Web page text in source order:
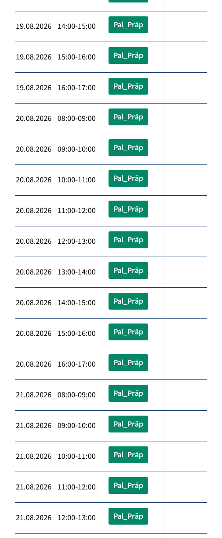
19.08.2026 14:00-15:00 Pal_Präp
19.08.2026 15:00-16:00 Pal_Präp
19.08.2026 16:00-17:00 Pal_Präp
20.08.2026 08:00-09:00 Pal_Präp
20.08.2026 09:00-10:00 Pal_Präp
20.08.2026 10:00-11:00 Pal_Präp
20.08.2026 11:00-12:00 Pal_Präp
20.08.2026 12:00-13:00 Pal_Präp
20.08.2026 13:00-14:00 Pal_Präp
20.08.2026 14:00-15:00 Pal_Präp
20.08.2026 15:00-16:00 Pal_Präp
20.08.2026 16:00-17:00 Pal_Präp
21.08.2026 08:00-09:00 Pal_Präp
21.08.2026 09:00-10:00 Pal_Präp
21.08.2026 10:00-11:00 Pal_Präp
21.08.2026 11:00-12:00 Pal_Präp
21.08.2026 12:00-13:00 Pal_Präp